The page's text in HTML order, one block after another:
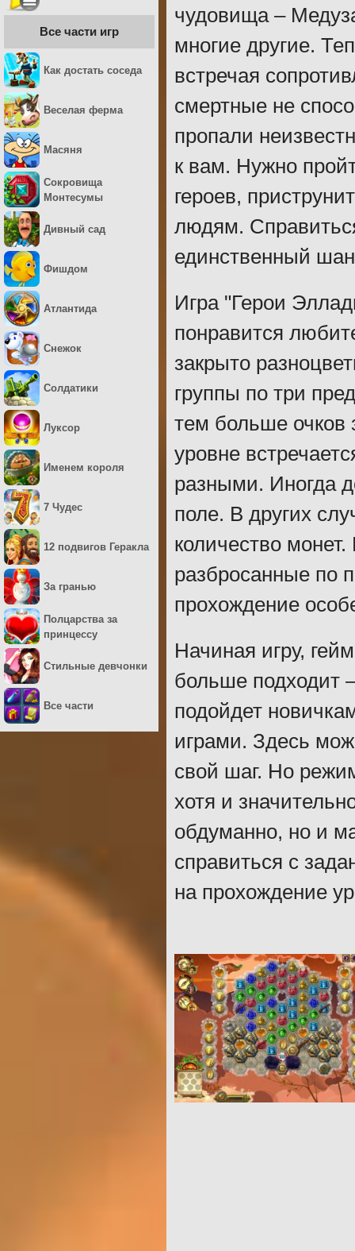
чудовища –
многие другие.
встречая
смертные не
пропали
к вам. Нужно
героев,
людям.
единственный
Игра "Герои
понравится
закрыто
группы по три
тем больше очков
уровне
разными. Иногда
поле. В других
количество
разбросанные по
прохождение
Начиная игру,
больше подходит
подойдет
играми. Здесь
свой шаг. Но
хотя и
обдуманно, но и
справиться с
на прохождение
Все части игр
Как достать соседа
Веселая ферма
Масяня
Сокровища
Монтесумы
Дивный сад
Фишдом
Атлантида
Снежок
Солдатики
Луксор
Именем короля
7 Чудес
12 подвигов Геракла
За гранью
Полцарства за
принцессу
Стильные девчонки
Все части